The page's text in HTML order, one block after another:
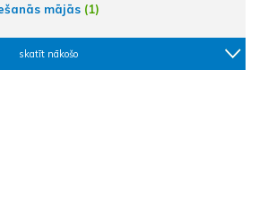
mājās (1)
skatīt nākošo